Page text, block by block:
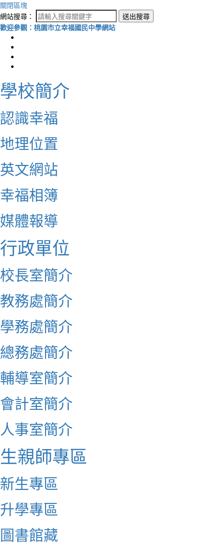
關閉區塊
網站搜尋：
送出搜尋
歡迎參觀：桃園市立幸福國民中學網站
學校簡介
認識幸福
地理位置
英文網站
幸福相簿
媒體報導
行政單位
校長室簡介
教務處簡介
學務處簡介
總務處簡介
輔導室簡介
會計室簡介
人事室簡介
生親師專區
新生專區
升學專區
圖書館藏